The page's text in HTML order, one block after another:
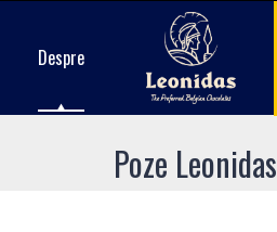
Despre
Poze Leonidas